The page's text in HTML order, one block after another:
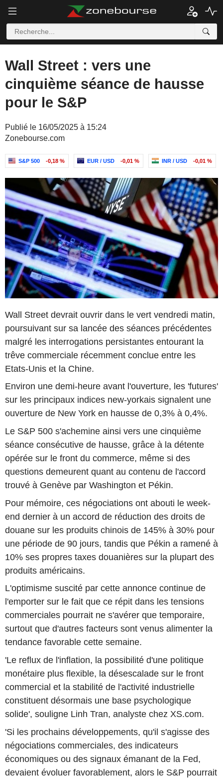
Wall Street : vers une
cinquième séance de hausse
pour le S&P
Publié le 16/05/2025 à 15:24
Zonebourse.com
S&P 500 -0,18 % EUR / USD -0,01 % INR / USD -0,01 %
Wall Street devrait ouvrir dans le vert vendredi matin,
poursuivant sur sa lancée des séances précédentes
malgré les interrogations persistantes entourant la
trêve commerciale récemment conclue entre les
Etats-Unis et la Chine.
Environ une demi-heure avant l'ouverture, les 'futures'
sur les principaux indices new-yorkais signalent une
ouverture de New York en hausse de 0,3% à 0,4%.
Le S&P 500 s'achemine ainsi vers une cinquième
séance consécutive de hausse, grâce à la détente
opérée sur le front du commerce, même si des
questions demeurent quant au contenu de l'accord
trouvé à Genève par Washington et Pékin.
Pour mémoire, ces négociations ont abouti le week-
end dernier à un accord de réduction des droits de
douane sur les produits chinois de 145% à 30% pour
une période de 90 jours, tandis que Pékin a ramené à
10% ses propres taxes douanières sur la plupart des
produits américains.
L'optimisme suscité par cette annonce continue de
l'emporter sur le fait que ce répit dans les tensions
commerciales pourrait ne s'avérer que temporaire,
surtout que d'autres facteurs sont venus alimenter la
tendance favorable cette semaine.
'Le reflux de l'inflation, la possibilité d'une politique
monétaire plus flexible, la désescalade sur le front
commercial et la stabilité de l'activité industrielle
constituent désormais une base psychologique
solide', souligne Linh Tran, analyste chez XS.com.
'Si les prochains développements, qu'il s'agisse des
négociations commerciales, des indicateurs
économiques ou des signaux émanant de la Fed,
devaient évoluer favorablement, alors le S&P pourrait